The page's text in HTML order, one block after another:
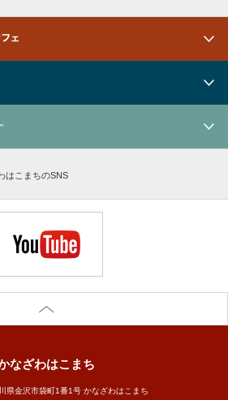
はこまちのSNS
なざわはこまち
金沢市袋町1番1号 かなざわはこまち